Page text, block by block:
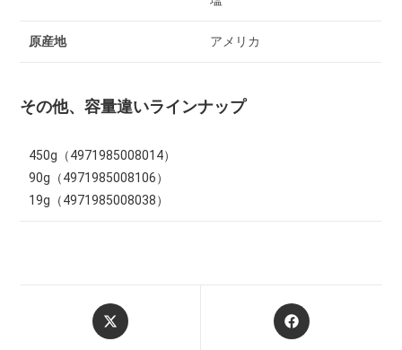
原産地 アメリカ
その他、容量違いラインナップ
450g（4971985008014）
90g（4971985008106）
19g（4971985008038）